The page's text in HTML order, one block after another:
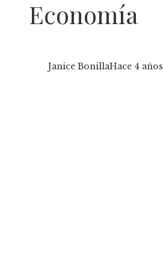
Economía
Janice BonillaHace 4 años